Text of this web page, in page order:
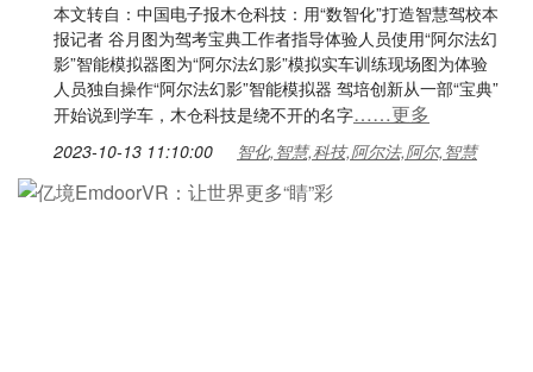
本文转自：中国电子报木仓科技：用“数智化”打造智慧驾校本
报记者 谷月图为驾考宝典工作者指导体验人员使用“阿尔法幻
影”智能模拟器图为“阿尔法幻影”模拟实车训练现场图为体验
人员独自操作“阿尔法幻影”智能模拟器 驾培创新从一部“宝典”
开始说到学车，木仓科技是绕不开的名字……更多
2023-10-13 11:10:00 智化,智慧,科技,阿尔法,阿尔,智慧